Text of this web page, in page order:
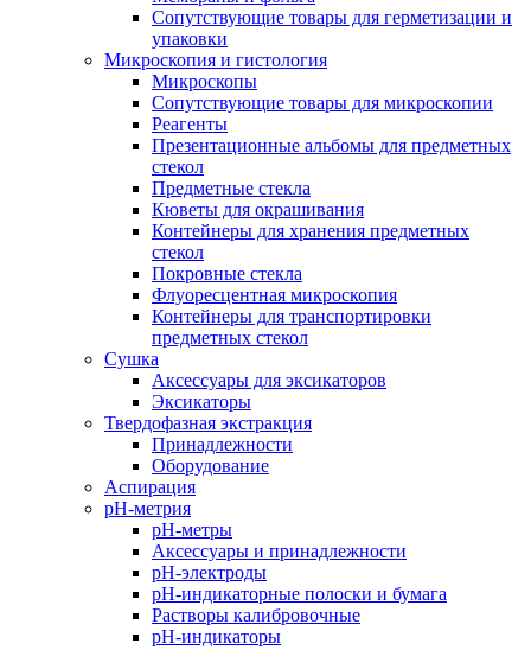
Сопутствующие товары для герметизации и
упаковки
Микроскопия и гистология
Микроскопы
Сопутствующие товары для микроскопии
Реагенты
Презентационные альбомы для предметных
стекол
Предметные стекла
Кюветы для окрашивания
Контейнеры для хранения предметных
стекол
Покровные стекла
Флуоресцентная микроскопия
Контейнеры для транспортировки
предметных стекол
Сушка
Аксессуары для эксикаторов
Эксикаторы
Твердофазная экстракция
Принадлежности
Оборудование
Аспирация
pH-метрия
pH-метры
Аксессуары и принадлежности
pH-электроды
pH-индикаторные полоски и бумага
Растворы калибровочные
pH-индикаторы